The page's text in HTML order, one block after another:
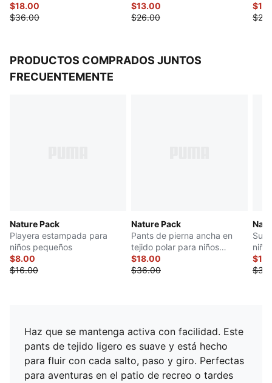
niños pequeños
$18.00
$36.00
$13.00
$26.00
PRODUCTOS COMPRADOS JUNTOS
FRECUENTEMENTE
Nature Pack
Playera estampada para
niños pequeños
$8.00
$16.00
Nature Pack
Pants de pierna ancha en
tejido polar para niños
pequeños
$18.00
$36.00
Haz que se mantenga activa con facilidad. Este
pants de tejido ligero es suave y está hecho
para fluir con cada salto, paso y giro. Perfectas
para aventuras en el patio de recreo o tardes